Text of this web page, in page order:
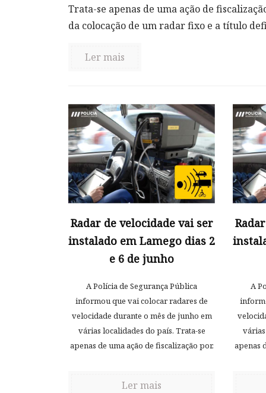
Trata-se apenas de uma ação de
da colocação de um radar fixo e a título
Ler mais
Radar de velocidade vai ser
instalado em Lamego dias 2
e 6 de junho
A Polícia de Segurança Pública
informou que vai colocar radares de
velocidade durante o mês de junho em
várias localidades do país. Trata-se
apenas de uma ação de fiscalização por.
Ler mais
A
apenas